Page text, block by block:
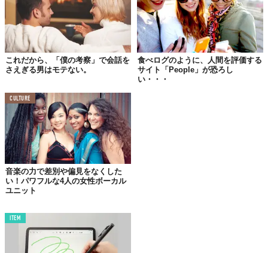
©Campaigns of the world/YouTube
これ、本来ならイスラエルのエネルギー相カリン・エルハラ
壇する予定だった。けれども、COP26の会場はバリアフリーがし
っかり整備されておらず、
入れなかったんだそう。
Israel's energy minister, Karine Elharrar, was unable to
attend Monday's COP26 events because she couldn't
access the venue in a wheelchair. She waited two hours and
was later offered a shuttle to the site, she said, but the
— The New York Times (@nytimes)
これだから、「僕の考察」で会話を
さえぎる男はモテない。
食べログのように、人間を評価する
サイト「People」が恐ろし
い・・・
CULTURE
音楽の力で差別や偏見をなくした
い！パワフルな4人の女性ボーカル
ユニット
ITEM